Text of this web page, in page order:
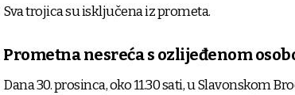
Sva trojica su isključena iz prometa.
Prometna nesreća s ozlijeđenom
Dana 30. prosinca, oko 11.30 sati, u Slavonskom